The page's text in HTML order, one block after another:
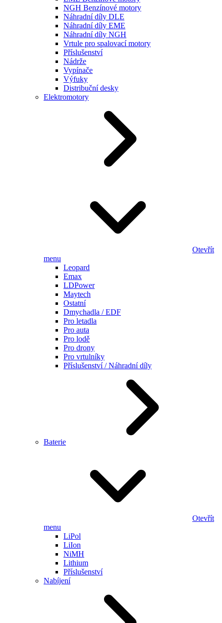
NGH Benzínové motory
Náhradní díly DLE
Náhradní díly EME
Náhradní díly NGH
Vrtule pro spalovací motory
Příslušenství
Nádrže
Vypínače
Výfuky
Distribuční desky
Elektromotory
Otevřít
menu
Leopard
Emax
LDPower
Maytech
Ostatní
Dmychadla / EDF
Pro letadla
Pro auta
Pro lodě
Pro drony
Pro vrtulníky
Příslušenství / Náhradní díly
Baterie
Otevřít
menu
LiPol
LiIon
NiMH
Lithium
Příslušenství
Nabíjení